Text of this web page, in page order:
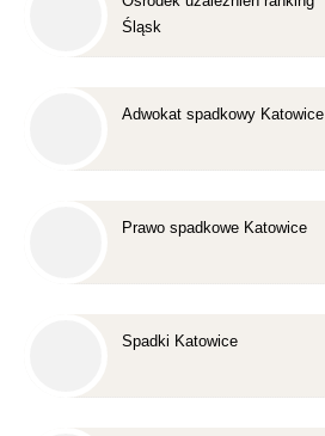
Śląsk
Adwokat spadkowy Katowice
Prawo spadkowe Katowice
Spadki Katowice